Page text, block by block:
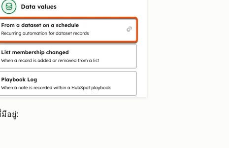
อยู่: